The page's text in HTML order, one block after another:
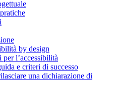
by design
l’accessibilità
e criteri di successo
una dichiarazione di